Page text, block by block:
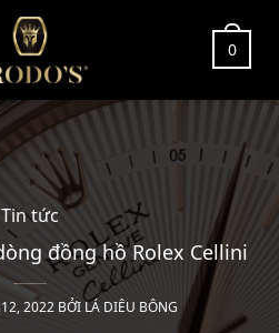
0
Tin tức
đồng hồ Rolex Cellini
2022 BỞI LÁ DIÊU BÔNG